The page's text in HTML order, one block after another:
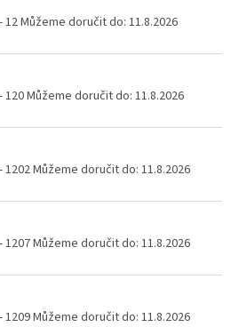
12Můžeme doručit do: 11.8.2026
120Můžeme doručit do: 11.8.2026
1202Můžeme doručit do: 11.8.2026
1207Můžeme doručit do: 11.8.2026
1209Můžeme doručit do: 11.8.2026